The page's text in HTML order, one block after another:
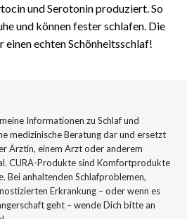
und Serotonin produziert. So
und können fester schlafen. Die
echten Schönheitsschlaf!
Informationen zu Schlaf und
medizinische Beratung dar und ersetzt
Ärztin, einem Arzt oder anderem
CURA-Produkte sind Komfortprodukte
Bei anhaltenden Schlafproblemen,
Erkrankung – oder wenn es
geht – wende Dich bitte an
es ihn wirklich?
dank Gewichtsdecke